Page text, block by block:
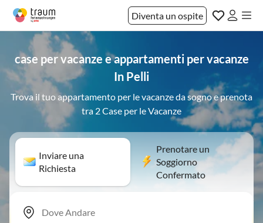
Diventa un ospite
case per vacanze e appartamenti per vacanze
In Pelli
Trova il tuo appartamento per le vacanze da sogno e prenota
tra 2 Case per le Vacanze
Inviare una
Richiesta
Prenotare un
Soggiorno
Confermato